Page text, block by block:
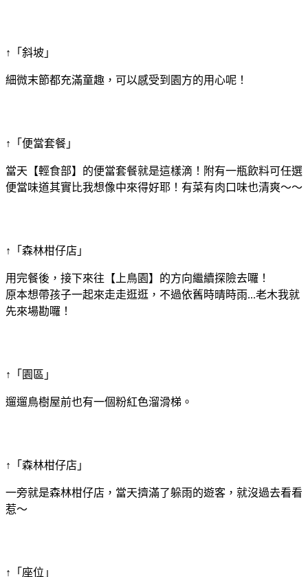
↑「斜坡」
細微末節都充滿童趣，可以感受到園方的用心呢！
↑「便當套餐」
當天【輕食部】的便當套餐就是這樣滴！附有一瓶飲料可任選
便當味道其實比我想像中來得好耶！有菜有肉口味也清爽～～
↑「森林柑仔店」
用完餐後，接下來往【上鳥園】的方向繼續探險去囉！
原本想帶孩子一起來走走逛逛，不過依舊時晴時雨...老木我就
先來場勘囉！
↑「園區」
遛遛鳥樹屋前也有一個粉紅色溜滑梯。
↑「森林柑仔店」
一旁就是森林柑仔店，當天擠滿了躲雨的遊客，就沒過去看看
惹～
↑「座位」